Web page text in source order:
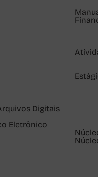
Digitais
Eletrônico